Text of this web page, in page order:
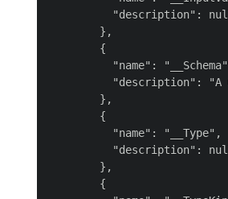
"description":
        },
        {
"name":
"description": "A
        },
        {
          "name": "__Type",
"description":
        },
        {